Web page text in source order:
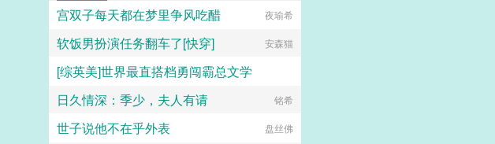
宫双子每天都在梦里争风吃醋
夜瑜希
软饭男扮演任务翻车了[快穿] 安森猫
[综英美]世界最直搭档勇闯霸总文学
托尔金之犬
日久情深：季少，夫人有请 铭希
世子说他不在乎外表 盘丝佛